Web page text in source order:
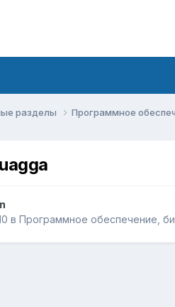
разделы Программное
в Программное обеспечение,